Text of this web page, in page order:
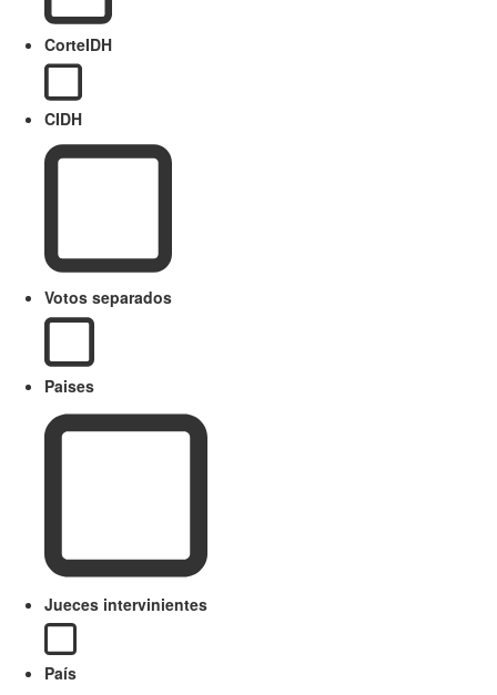
CorteIDH
CIDH
Votos separados
Paises
Jueces intervinientes
País